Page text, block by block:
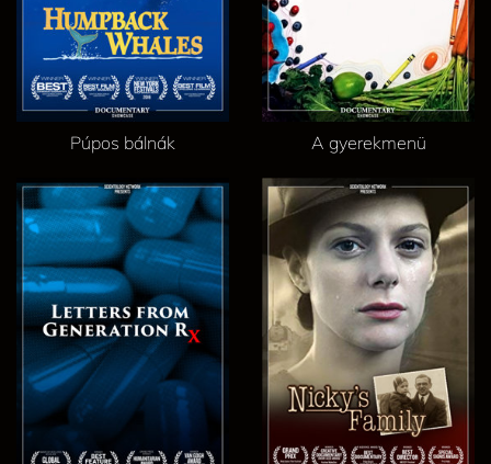
Púpos bálnák A gyerekmenü